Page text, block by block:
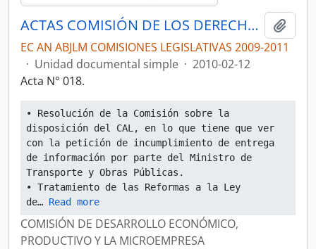
ACTAS COMISIÓN DE LOS DERECHOS DE LOS TRABAJADORES Y LA SEGURIDAD SOCIAL
EC AN ABJLM COMISIONES LEGISLATIVAS 2009-2011
· Unidad documental simple · 2010-02-12
Acta N° 018.
• Resolución de la Comisión sobre la
disposición del CAL, en lo que tiene que ver
con la petición de incumplimiento de entrega
de información por parte del Ministro de
Transporte y Obras Públicas.
• Tratamiento de las Reformas a la Ley
de… Read more
COMISIÓN DE DESARROLLO ECONÓMICO,
PRODUCTIVO Y LA MICROEMPRESA